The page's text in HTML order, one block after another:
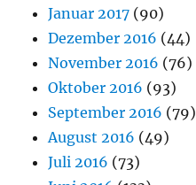
Januar 2017 (90)
Dezember 2016 (44)
November 2016 (76)
Oktober 2016 (93)
September 2016 (79)
August 2016 (49)
Juli 2016 (73)